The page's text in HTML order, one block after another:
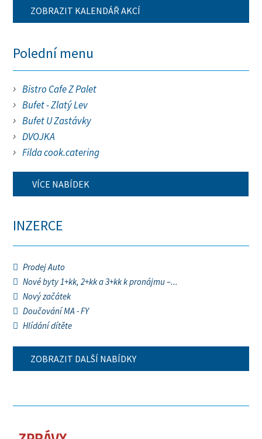
ZOBRAZIT KALENDÁŘ AKCÍ
Polední menu
Bistro Cafe Z Palet
Bufet - Zlatý Lev
Bufet U Zastávky
DVOJKA
Filda cook.catering
VÍCE NABÍDEK
INZERCE
Prodej Auto
Nové byty 1+kk, 2+kk a 3+kk k pronájmu –...
Nový začátek
Doučování MA - FY
Hlídání dítěte
ZOBRAZIT DALŠÍ NABÍDKY